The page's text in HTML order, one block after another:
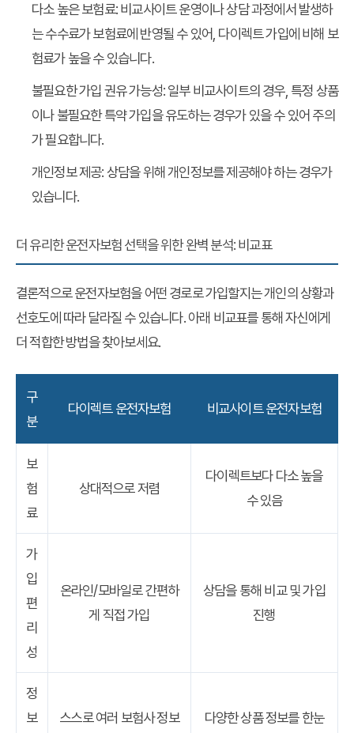
다소 높은 보험료: 비교사이트 운영이나 상담 과정에서 발생하
는 수수료가 보험료에 반영될 수 있어, 다이렉트 가입에 비해 보
험료가 높을 수 있습니다.
불필요한 가입 권유 가능성: 일부 비교사이트의 경우, 특정 상품
이나 불필요한 특약 가입을 유도하는 경우가 있을 수 있어 주의
가 필요합니다.
개인정보 제공: 상담을 위해 개인정보를 제공해야 하는 경우가
있습니다.
더 유리한 운전자보험 선택을 위한 완벽 분석: 비교표
결론적으로운전자보험을 어떤 경로로 가입할지는 개인의 상황과
선호도에 따라 달라질 수 있습니다. 아래 비교표를 통해 자신에게
더 적합한 방법을 찾아보세요.
구
분
다이렉트 운전자보험 비교사이트 운전자보험
보
험
료
상대적으로 저렴
다이렉트보다 다소 높을
수 있음
가
입
편
리
성
온라인/모바일로 간편하
게 직접 가입
상담을 통해 비교 및 가입
진행
정
보
스스로 여러 보험사 정보
다양한 상품 정보를 한눈